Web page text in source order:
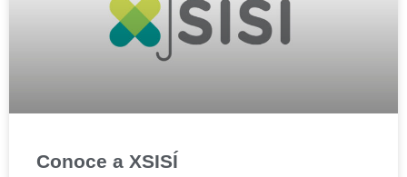
Conoce a XSISÍ